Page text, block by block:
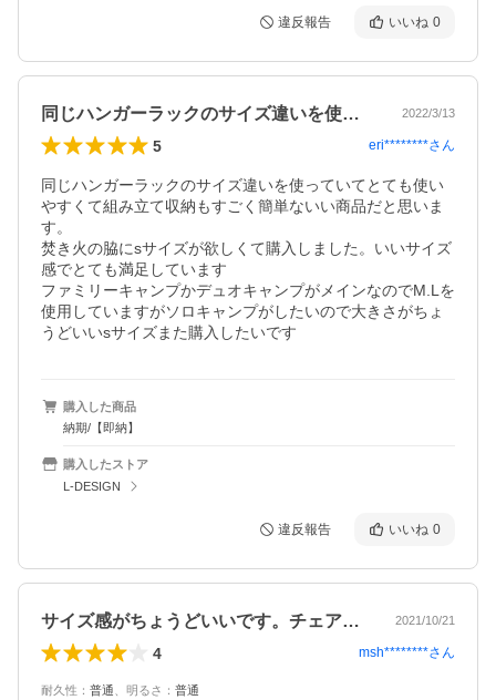
違反報告 いいね 0
同じハンガーラックのサイズ違いを使って… 2022/3/13
5 eri********さん
同じハンガーラックのサイズ違いを使っていてとても使い
やすくて組み立て収納もすごく簡単ないい商品だと思いま
す。
焚き火の脇にsサイズが欲しくて購入しました。いいサイズ
感でとても満足しています
ファミリーキャンプかデュオキャンプがメインなのでM.Lを
使用していますがソロキャンプがしたいので大きさがちょ
うどいいsサイズまた購入したいです
購入した商品
納期/【即納】
購入したストア
L-DESIGN
違反報告 いいね 0
サイズ感がちょうどいいです。チェアの横… 2021/10/21
4 msh********さん
耐久性 ： 普通 明るさ ： 普通